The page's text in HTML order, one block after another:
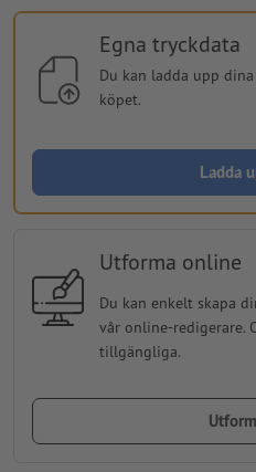
Egna tryckdata
Du kan ladda upp
köpet.
Ladda
Utforma online
Du kan enkelt skapa
vår online-redigerare.
tillgängliga.